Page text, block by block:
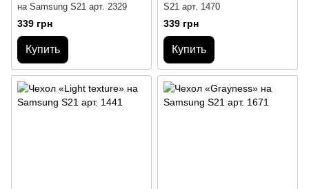
на Samsung S21 арт. 2329
339 грн
Купить
S21 арт. 1470
339 грн
Купить